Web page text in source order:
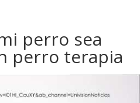
perro sea
perro terapia